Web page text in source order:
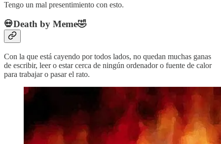
Tengo un mal presentimiento con esto.
💀Death by Meme🤣
Con la que está cayendo por todos lados, no quedan muchas ganas
de escribir, leer o estar cerca de ningún ordenador o fuente de calor
para trabajar o pasar el rato.